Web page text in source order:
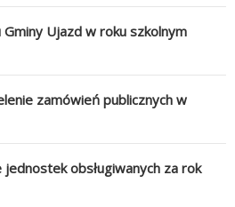
Ujazd w roku szkolnym
zamówień publicznych w
obsługiwanych za rok